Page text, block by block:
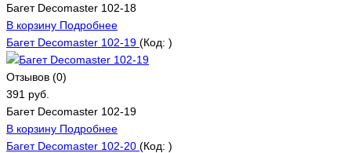
Багет Decomaster 102-18
В корзину Подробнее
Багет Decomaster 102-19 (Код: )
Отзывов (0)
391 руб.
Багет Decomaster 102-19
В корзину Подробнее
Багет Decomaster 102-20 (Код: )